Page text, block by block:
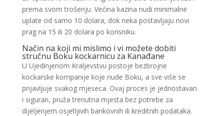
prema svom trošenju. Većina kazina nudi minimalne
uplate od samo 10 dolara, dok neka postavljaju novi
prag na 15 ili 20 dolara po korisniku.
Način na koji mi mislimo i vi možete dobiti
stručnu Boku kockarnicu za Kanađane
U Ujedinjenom Kraljevstvu postoje bezbrojne
kockarske kompanije koje nude Boku, a sve više se
prijavljuje svakog mjeseca. Ovaj proces je jednostavan
i siguran, pruža trenutna mjesta bez potrebe za
dijeljenjem osjetljivih bankovnih ili kreditnih podataka.